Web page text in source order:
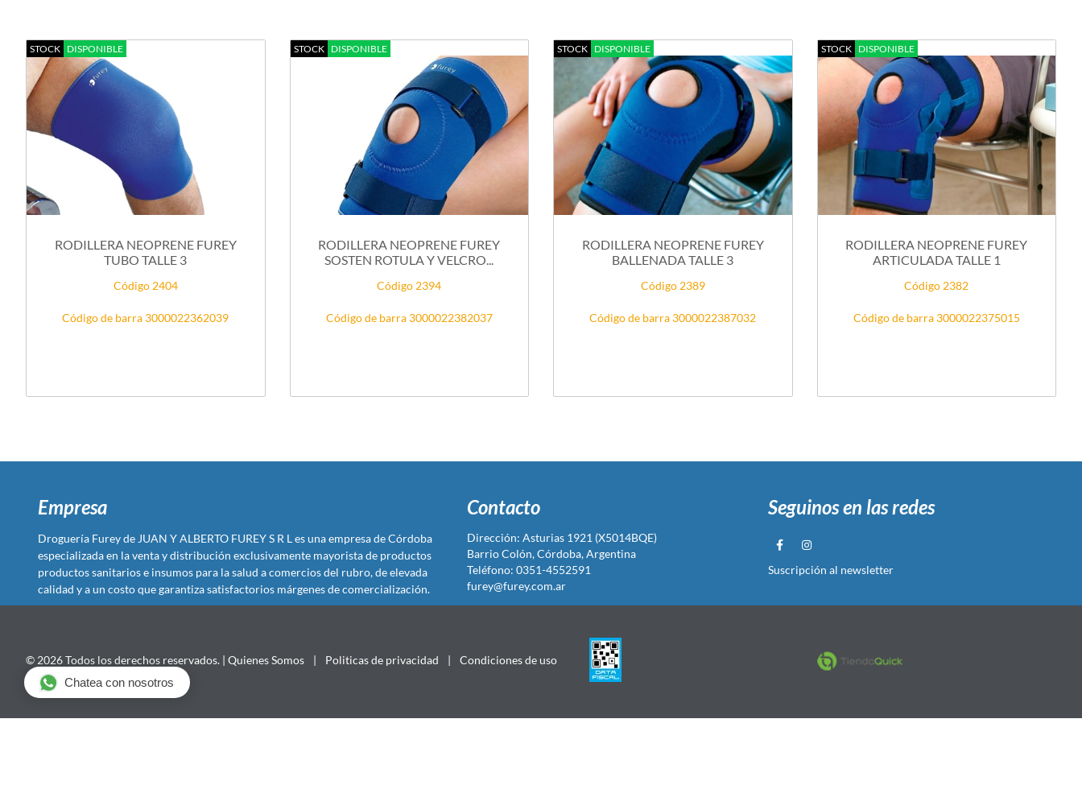
STOCK DISPONIBLE
RODILLERA NEOPRENE FUREY
TUBO TALLE 3
Código 2404
Código de barra 3000022362039
STOCK DISPONIBLE
RODILLERA NEOPRENE FUREY
SOSTEN ROTULA Y VELCRO...
Código 2394
Código de barra 3000022382037
STOCK DISPONIBLE
RODILLERA NEOPRENE FUREY
BALLENADA TALLE 3
Código 2389
Código de barra 3000022387032
STOCK DISPONIBLE
RODILLERA NEOPRENE FUREY
ARTICULADA TALLE 1
Código 2382
Código de barra 3000022375015
Empresa
Droguería Furey de JUAN Y ALBERTO FUREY S R L es una empresa de Córdoba
especializada en la venta y distribución exclusivamente mayorista de productos
productos sanitarios e insumos para la salud a comercios del rubro, de elevada
calidad y a un costo que garantiza satisfactorios márgenes de comercialización.
Contacto
Dirección: Asturias 1921 (X5014BQE)
Barrio Colón, Córdoba, Argentina
Teléfono: 0351-4552591
furey@furey.com.ar
Seguinos en las redes
Suscripción al newsletter
© 2026 Todos los derechos reservados. | Quienes Somos | Politicas de privacidad |
Condiciones de uso
Chatea con nosotros